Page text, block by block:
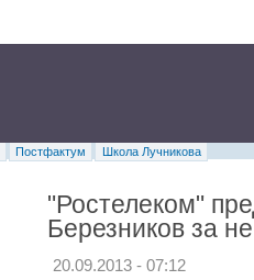
Постфактум
Школа Лучникова
"Ростелеком"
Березников за
20.09.2013 - 07:12